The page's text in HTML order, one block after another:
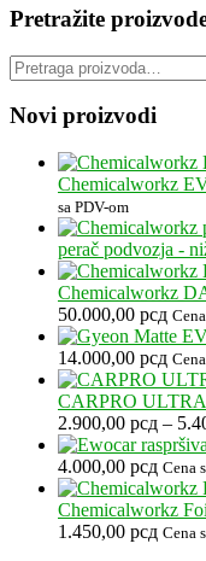
Pretražite
Pretraga
za:
Novi proizvodi
Chemicalworkz
sa PDV-om
perač podvozja -
Chemicalworkz
50.000,00 рсд
14.000,00 рсд
CARPRO
2.900,00 рсд –
4.000,00 рсд Cena
Chemicalworkz
1.450,00 рсд Cena